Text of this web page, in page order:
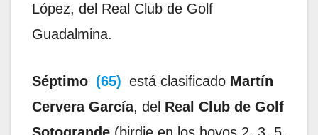
López, del Real Club de Golf
Guadalmina.
Séptimo (65) está clasificado Martín
Cervera García, del Real Club de Golf